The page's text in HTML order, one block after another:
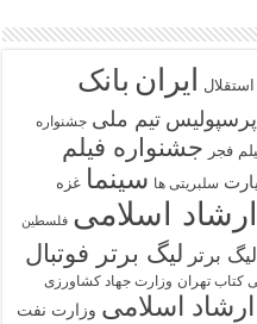
استقلال ایران بانک
پرسپولیس تیم ملی جشنواره
فجر جشنواره فیلم
سلبریتی ها سینما غزه
اسلامی فلسطین
لیگ برتر لیگ برتر فوتبال
کتاب تهران وزارت جهاد کشاورزی
اسلامی وزارت نفت